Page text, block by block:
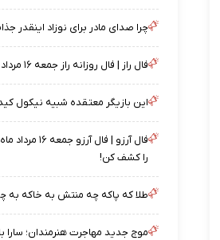
چرا صدای مادر برای نوزاد اینقدر
فال راز | فال روزانه راز جمعه ۱۶ مرداد ماه ۱۴۰۵
این بازیگر معتقده شبیه نیکول
را کشف کن!
طلا که پاکه چه منتش به خاکه به
موج جدید مهاجرت هنرمندان؛ سارا